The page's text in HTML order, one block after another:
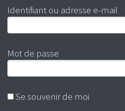
Identifiant ou adresse e-mail
Mot de passe
Se souvenir de moi